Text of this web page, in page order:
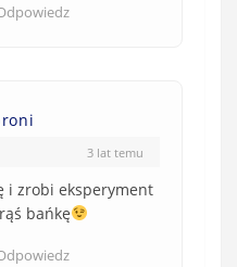
3 lat temu
i zrobi eksperyment
bańkę